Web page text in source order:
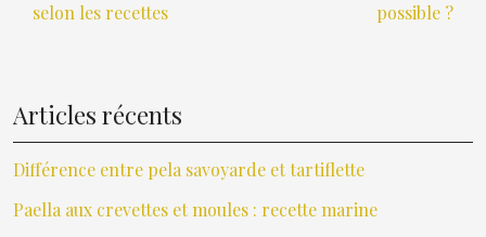
selon les recettes
possible ?
Articles récents
Différence entre pela savoyarde et tartiflette
Paella aux crevettes et moules : recette marine